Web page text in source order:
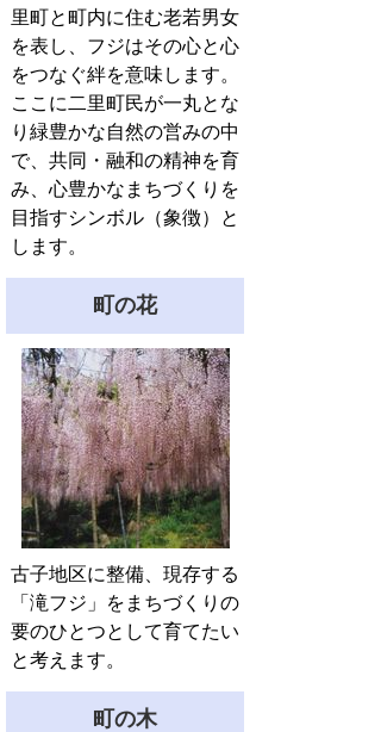
里町と町内に住む老若男女
を表し、フジはその心と心
をつなぐ絆を意味します。
ここに二里町民が一丸とな
り緑豊かな自然の営みの中
で、共同・融和の精神を育
み、心豊かなまちづくりを
目指すシンボル（象徴）と
します。
町の花
古子地区に整備、現存する
「滝フジ」をまちづくりの
要のひとつとして育てたい
と考えます。
町の木